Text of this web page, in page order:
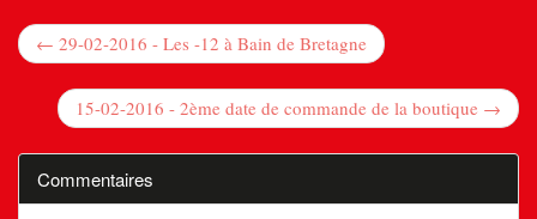
← 29-02-2016 - Les -12 à Bain de Bretagne
15-02-2016 - 2ème date de commande de la boutique →
Commentaires